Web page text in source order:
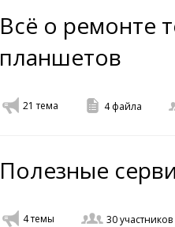
Всё о ремонте
планшетов
21 тема 4файла
Полезные
4темы 30участников